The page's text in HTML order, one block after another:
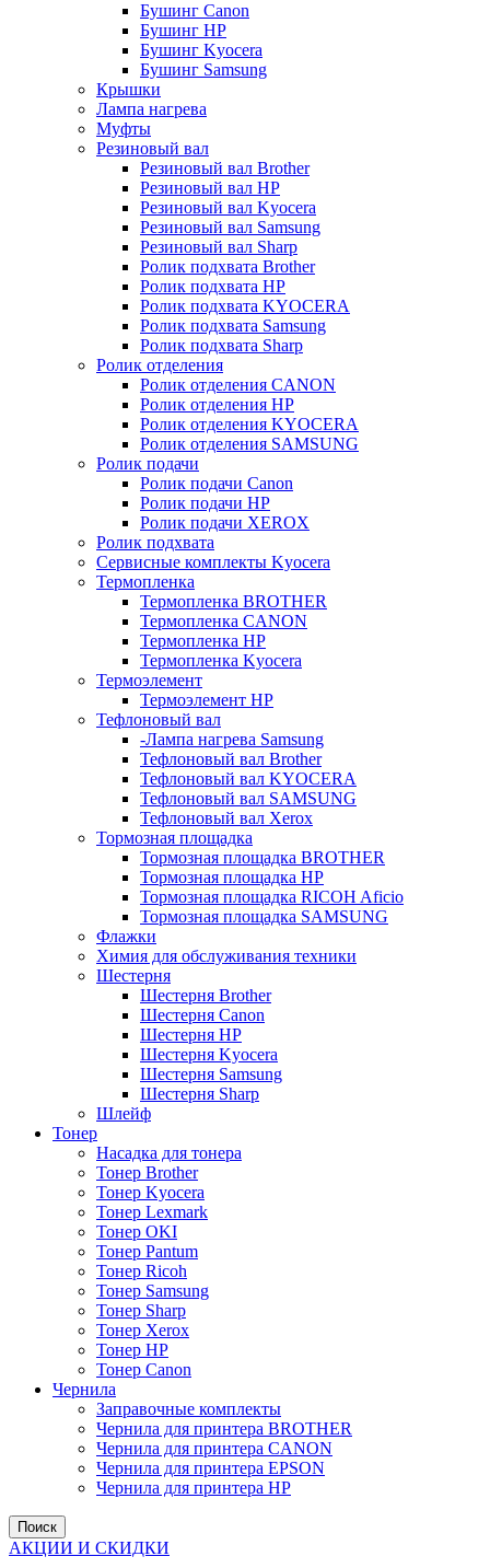
Бушинг Canon
Бушинг HP
Бушинг Kyocera
Бушинг Samsung
Крышки
Лампа нагрева
Муфты
Резиновый вал
Резиновый вал Brother
Резиновый вал HP
Резиновый вал Kyocera
Резиновый вал Samsung
Резиновый вал Sharp
Ролик подхвата Brother
Ролик подхвата HP
Ролик подхвата KYOCERA
Ролик подхвата Samsung
Ролик подхвата Sharp
Ролик отделения
Ролик отделения CANON
Ролик отделения HP
Ролик отделения KYOCERA
Ролик отделения SAMSUNG
Ролик подачи
Ролик подачи Canon
Ролик подачи HP
Ролик подачи XEROX
Ролик подхвата
Сервисные комплекты Kyocera
Термопленка
Термопленка BROTHER
Термопленка CANON
Термопленка HP
Термопленка Kyocera
Термоэлемент
Термоэлемент НР
Тефлоновый вал
-Лампа нагрева Samsung
Тефлоновый вал Brother
Тефлоновый вал KYOCERA
Тефлоновый вал SAMSUNG
Тефлоновый вал Xerox
Тормозная площадка
Тормозная площадка BROTHER
Тормозная площадка HP
Тормозная площадка RICOH Aficio
Тормозная площадка SAMSUNG
Флажки
Химия для обслуживания техники
Шестерня
Шестерня Brother
Шестерня Canon
Шестерня HP
Шестерня Kyocera
Шестерня Samsung
Шестерня Sharp
Шлейф
Тонер
Насадка для тонера
Тонер Brother
Тонер Kyocera
Тонер Lexmark
Тонер OKI
Тонер Pantum
Тонер Ricoh
Тонер Samsung
Тонер Sharp
Тонер Xerox
Тонер НР
Тонер Саnon
Чернила
Заправочные комплекты
Чернила для принтера BROTHER
Чернила для принтера CANON
Чернила для принтера EPSON
Чернила для принтера HP
Поиск
АКЦИИ И СКИДКИ